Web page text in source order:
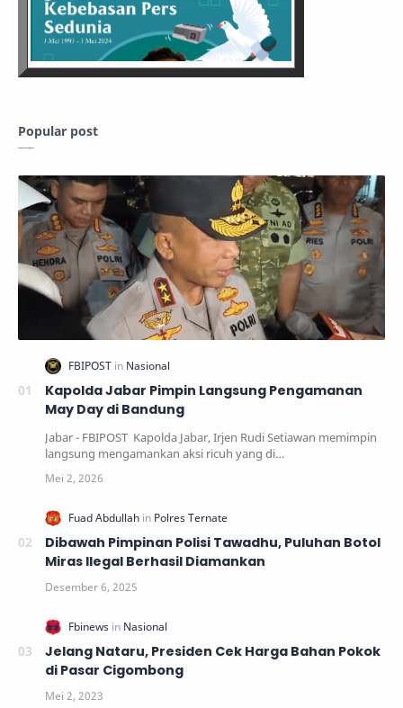
Popular post
Kapolda Jabar Pimpin Langsung Pengamanan
May Day di Bandung
Jabar - FBIPOST Kapolda Jabar, Irjen Rudi Setiawan memimpin
langsung mengamankan aksi ricuh yang di…
Dibawah Pimpinan Polisi Tawadhu, Puluhan Botol
Miras Ilegal Berhasil Diamankan
Jelang Nataru, Presiden Cek Harga Bahan Pokok
di Pasar Cigombong